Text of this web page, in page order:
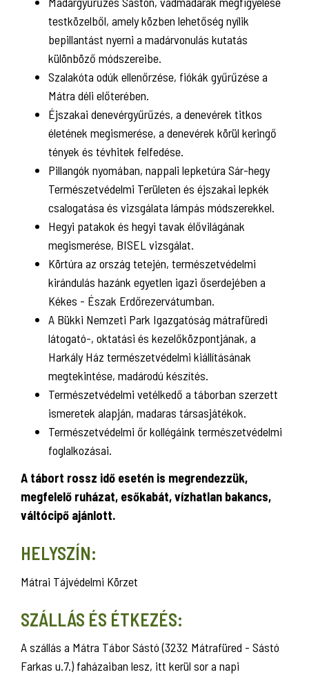
testközelből, amely közben lehetőség nyílik
bepillantást nyerni a madárvonulás kutatás
különböző módszereibe.
Szalakóta odúk ellenőrzése, fiókák gyűrűzése a
Mátra déli előterében.
Éjszakai denevérgyűrűzés, a denevérek titkos
életének megismerése, a denevérek körül keringő
tények és tévhitek felfedése.
Pillangók nyomában, nappali lepketúra Sár-hegy
Természetvédelmi Területen és éjszakai lepkék
csalogatása és vizsgálata lámpás módszerekkel.
Hegyi patakok és hegyi tavak élővilágának
megismerése, BISEL vizsgálat.
Körtúra az ország tetején, természetvédelmi
kirándulás hazánk egyetlen igazi őserdejében a
Kékes - Észak Erdőrezervátumban.
A Bükki Nemzeti Park Igazgatóság mátrafüredi
látogató-, oktatási és kezelőközpontjának, a
Harkály Ház természetvédelmi kiállításának
megtekintése, madárodú készítés.
Természetvédelmi vetélkedő a táborban szerzett
ismeretek alapján, madaras társasjátékok.
Természetvédelmi őr kollégáink természetvédelmi
foglalkozásai.
A tábort rossz idő esetén is megrendezzük,
megfelelő ruházat, esőkabát, vízhatlan bakancs,
váltócipő ajánlott.
HELYSZÍN:
Mátrai Tájvédelmi Körzet
SZÁLLÁS ÉS ÉTKEZÉS:
A szállás a Mátra Tábor Sástó (3232 Mátrafüred - Sástó
Farkas u.7.) faházaiban lesz, itt kerül sor a napi